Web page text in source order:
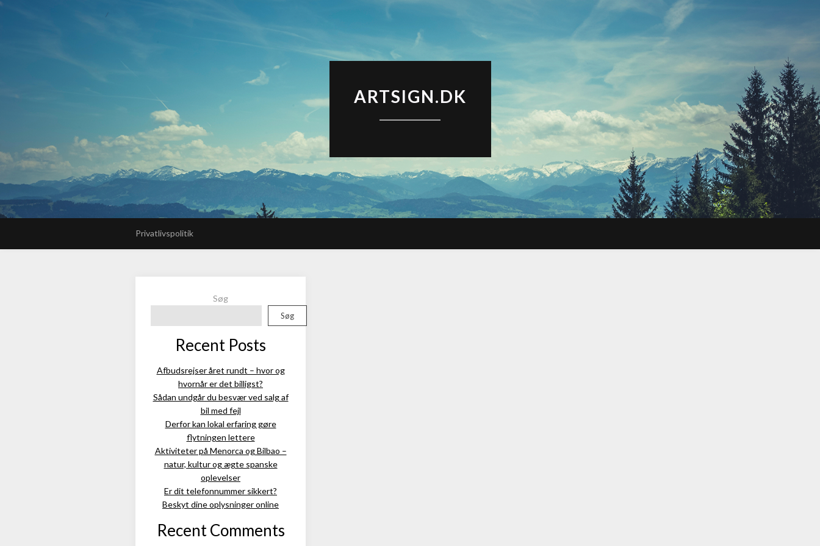
ARTSIGN.DK
Privatlivspolitik
Søg
Søg
Recent Posts
Afbudsrejser året rundt – hvor og
hvornår er det billigst?
Sådan undgår du besvær ved salg af
bil med fejl
Derfor kan lokal erfaring gøre
flytningen lettere
Aktiviteter på Menorca og Bilbao –
natur, kultur og ægte spanske
oplevelser
Er dit telefonnummer sikkert?
Beskyt dine oplysninger online
Recent Comments